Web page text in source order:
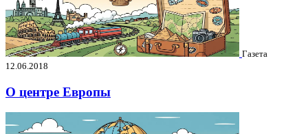
Газета
12.06.2018
О центре Европы